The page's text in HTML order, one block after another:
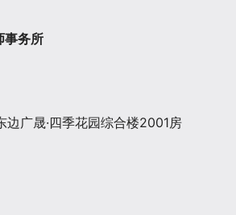
事务所
广晟·四季花园综合楼2001房